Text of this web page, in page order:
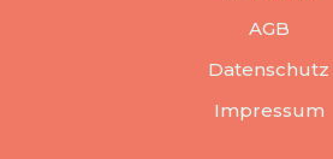
AGB
Datenschutz
Impressum